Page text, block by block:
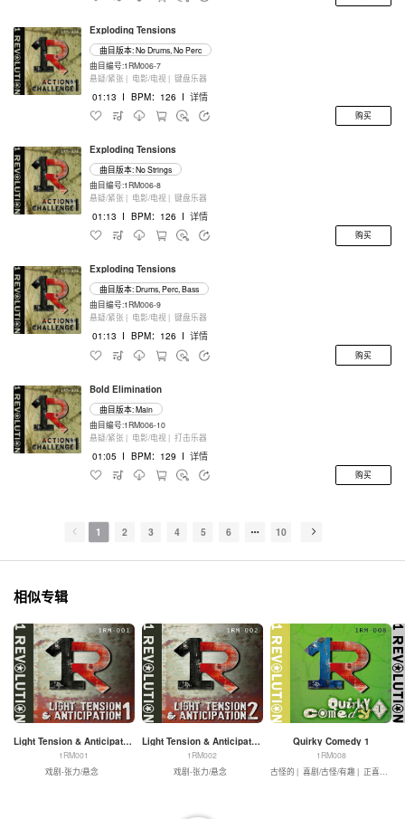
Exploding Tensions
曲目版本: No Drums, No Perc
曲目编号:1RM006-7
悬疑/紧张 | 电影/电视 | 键盘乐器
01:13 I BPM：126 I 详情
购买
Exploding Tensions
曲目版本: No Strings
曲目编号:1RM006-8
悬疑/紧张 | 电影/电视 | 键盘乐器
01:13 I BPM：126 I 详情
购买
Exploding Tensions
曲目版本: Drums, Perc, Bass
曲目编号:1RM006-9
悬疑/紧张 | 电影/电视 | 键盘乐器
01:13 I BPM：126 I 详情
购买
Bold Elimination
曲目版本: Main
曲目编号:1RM006-10
悬疑/紧张 | 电影/电视 | 打击乐器
01:05 I BPM：129 I 详情
购买
1 2 3 4 5 6 10
相似专辑
Light Tension & Anticipation 1
1RM001
戏剧-张力/悬念
Light Tension & Anticipation 2
1RM002
戏剧-张力/悬念
Quirky Comedy 1
1RM008
古怪的 | 喜剧/古怪/有趣 | 正喜剧